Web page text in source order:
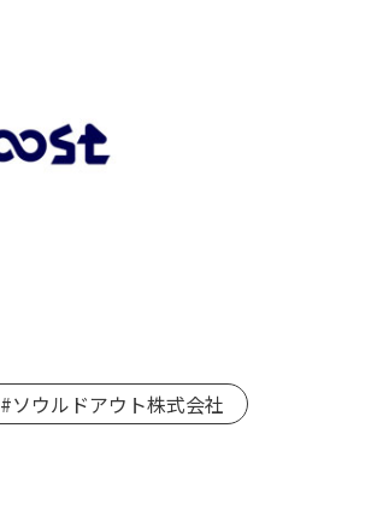
#ソウルドアウト株式会社